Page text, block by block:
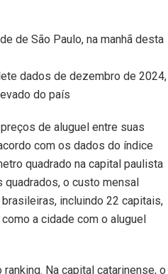
dados de dezembro de 2024,
do país
de aluguel entre suas
com os dados do índice
quadrado na capital paulista
quadrados, o custo mensal
incluindo 22 capitais,
a cidade com o aluguel
Na capital catarinense, o